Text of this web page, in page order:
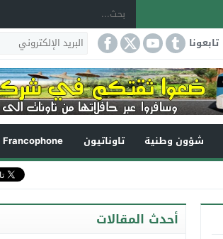
تابعونا
شؤون وطنية تاوناتيون
أحدث المقالات